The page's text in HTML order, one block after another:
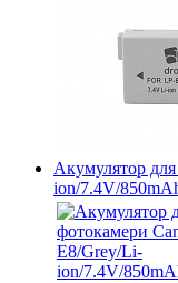
Акумулятор
ion/7.4V/